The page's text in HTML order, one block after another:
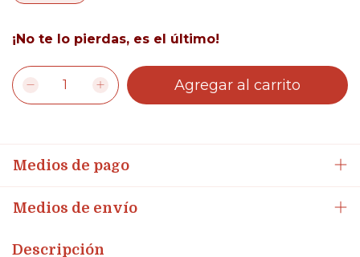
¡No te lo pierdas, es el último!
Medios de pago
Medios de envío
Descripción